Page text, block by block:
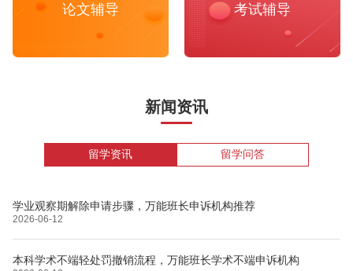
论文辅导 考试辅导
新闻资讯
留学资讯 留学问答
学业观察期解除申请步骤，万能班长申诉机构推荐
2026-06-12
本科学术不端轻处罚撤销流程，万能班长学术不端申诉机构